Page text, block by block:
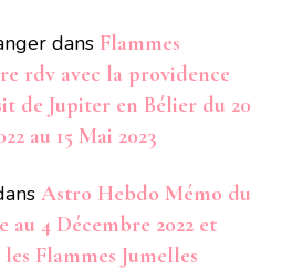
dans Flammes
rdv avec la providence
de Jupiter en Bélier du 20
au 15 Mai 2023
Astro Hebdo Mémo du
au 4 Décembre 2022 et
Flammes Jumelles